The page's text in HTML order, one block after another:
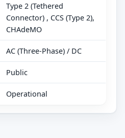
Type 2 (Tethered
Connector) , CCS (Type 2),
CHAdeMO
AC (Three-Phase) / DC
Public
Operational